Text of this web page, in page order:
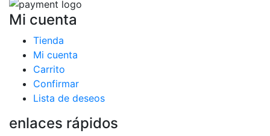
Mi cuenta
Tienda
Mi cuenta
Carrito
Confirmar
Lista de deseos
enlaces rápidos